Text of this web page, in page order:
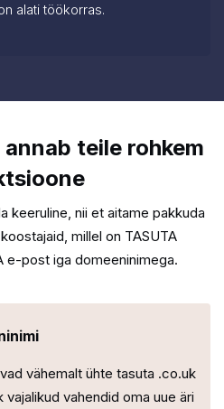
alati töökorras.
teile rohkem
keeruline, nii et aitame pakkuda
millel on TASUTA
e-post iga domeeninimega.
vähemalt ühte tasuta .co.uk
vahendid oma uue äri